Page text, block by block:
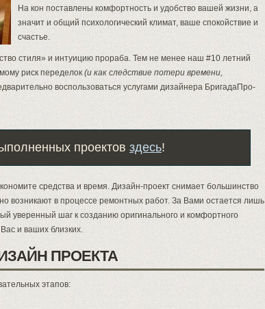
На кон поставлены комфортность и удобство вашей жизни, а
значит и общий психологический климат, ваше спокойствие и
счастье.
стиля» и интуицию прораба. Тем не менее наш #10 летний
риск переделок (и как следствие потери времени,
воспользоваться услугами дизайнера БригадаПро-
проектов здесь!
средства и время. Дизайн-проект снимает большинство
возникают в процессе ремонтных работ. За Вами остается лишь
уверенный шаг к созданию оригинального и комфортного
и ваших близких.
ПРОЕКТА
этапов: